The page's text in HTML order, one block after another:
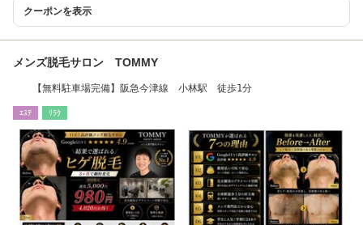
クーポンを表示
メンズ脱毛サロン TOMMY
【無料駐車場完備】阪急今津線 小林駅 徒歩1分
ｴｽﾃ ﾘﾗｸ